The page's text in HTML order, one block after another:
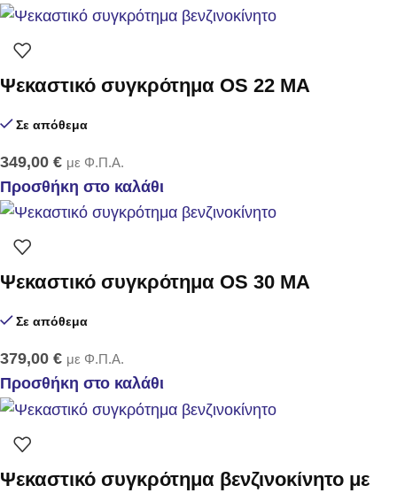
Ψεκαστικό συγκρότημα OS 22 MA
Σε απόθεμα
349,00 € με Φ.Π.Α.
Προσθήκη στο καλάθι
Ψεκαστικό συγκρότημα OS 30 MA
Σε απόθεμα
379,00 € με Φ.Π.Α.
Προσθήκη στο καλάθι
Ψεκαστικό συγκρότημα βενζινοκίνητο με